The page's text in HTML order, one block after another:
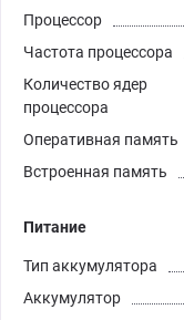
Процессор
Частота процессора
Количество ядер
процессора
Оперативная память
Встроенная память
Питание
Тип аккумулятора
Аккумулятор